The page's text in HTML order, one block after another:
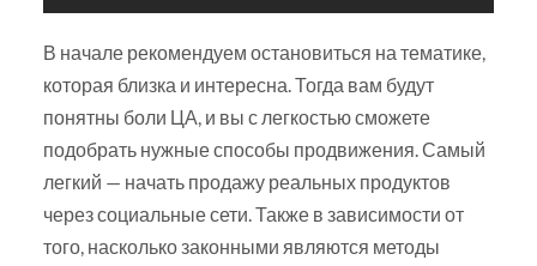
В начале рекомендуем остановиться на тематике,
которая близка и интересна. Тогда вам будут
понятны боли ЦА, и вы с легкостью сможете
подобрать нужные способы продвижения. Самый
легкий — начать продажу реальных продуктов
через социальные сети. Также в зависимости от
того, насколько законными являются методы